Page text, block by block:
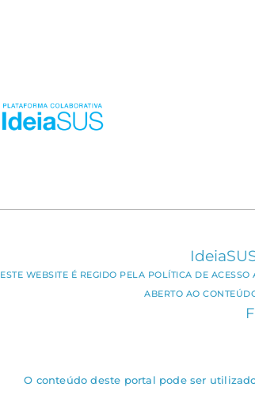
ESTE WEBSITE É REGIDO PELA POLÍTICA DE
ABERTO AO
O conteúdo deste portal pode ser